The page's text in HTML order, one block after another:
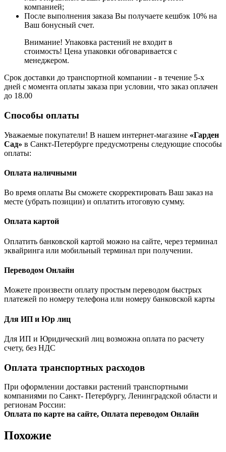
компанией;
После выполнения заказа Вы получаете кешбэк 10% на
Ваш бонусный счет.
Внимание! Упаковка растений не входит в
стоимость! Цена упаковки обговаривается с
менеджером.
Срок доставки до транспортной компании - в течение 5-х
дней с момента оплаты заказа при условии, что заказ оплачен
до 18.00
Способы оплаты
Уважаемые покупатели! В нашем интернет-магазине «Гарден
Сад» в Санкт-Петербурге предусмотрены следующие способы
оплаты:
Оплата наличными
Во время оплаты Вы сможете скорректировать Ваш заказ на
месте (убрать позиции) и оплатить итоговую сумму.
Оплата картой
Оплатить банковской картой можно на сайте, через терминал
эквайринга или мобильный терминал при получении.
Переводом Онлайн
Можете произвести оплату простым переводом быстрых
платежей по номеру телефона или номеру банковской карты
Для ИП и Юр лиц
Для ИП и Юридический лиц возможна оплата по расчету
счету, без НДС
Оплата транспортных расходов
При оформлении доставки растений транспортными
компаниями по Санкт- Петербургу, Ленинградской области и
регионам России:
Оплата по карте на сайте, Оплата переводом Онлайн
Похожие